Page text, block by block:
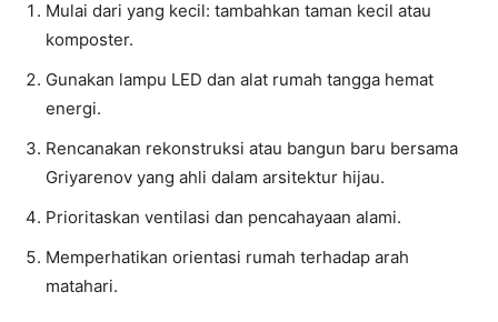
Mulai dari yang kecil: tambahkan taman kecil atau
komposter.
Gunakan lampu LED dan alat rumah tangga hemat
energi.
Rencanakan rekonstruksi atau bangun baru bersama
Griyarenov yang ahli dalam arsitektur hijau.
Prioritaskan ventilasi dan pencahayaan alami.
Memperhatikan orientasi rumah terhadap arah
matahari.